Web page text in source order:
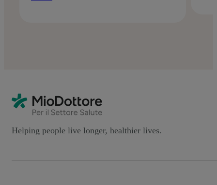
Helping people live longer, healthier lives.